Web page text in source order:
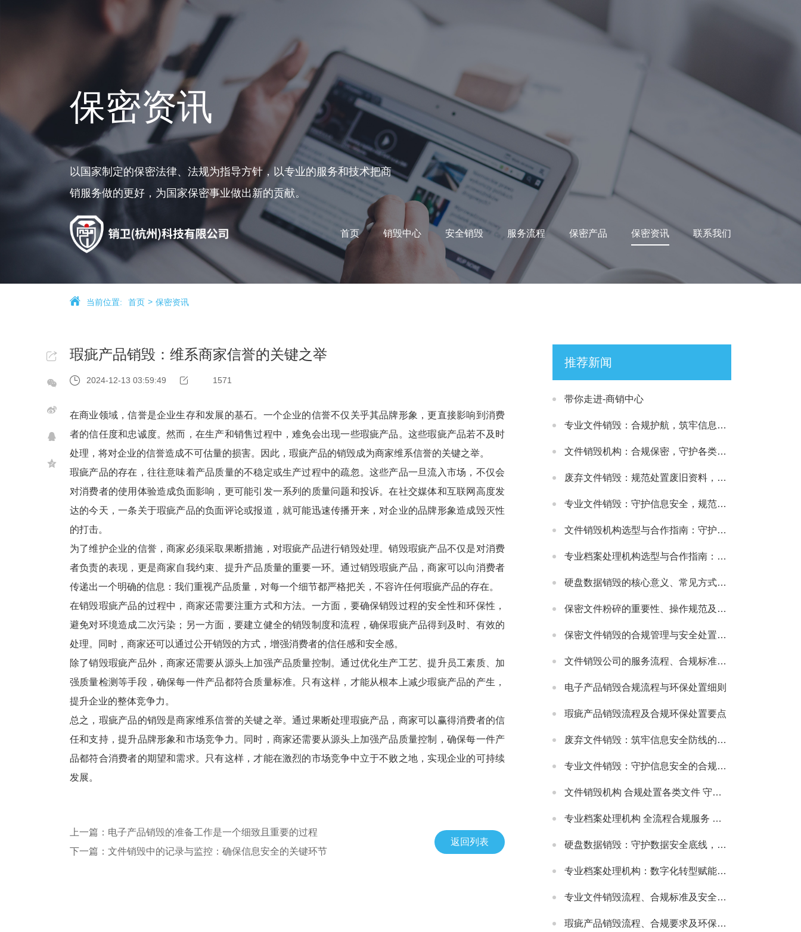
首页 销毁中心 安全销毁 服务流程 保密产品 保密资讯 联系我们
保密资讯
以国家制定的保密法律、法规为指导方针，以专业的服务和技术把商
销服务做的更好，为国家保密事业做出新的贡献。
当前位置: 首页 保密资讯
瑕疵产品销毁：维系商家信誉的关键之举
2024-12-13 03:59:49 1571
在商业领域，信誉是企业生存和发展的基石。一个企业的信誉不仅关乎其品牌形象，更直接影响到消费
者的信任度和忠诚度。然而，在生产和销售过程中，难免会出现一些瑕疵产品。这些瑕疵产品若不及时
处理，将对企业的信誉造成不可估量的损害。因此，瑕疵产品的销毁成为商家维系信誉的关键之举。
瑕疵产品的存在，往往意味着产品质量的不稳定或生产过程中的疏忽。这些产品一旦流入市场，不仅会
对消费者的使用体验造成负面影响，更可能引发一系列的质量问题和投诉。在社交媒体和互联网高度发
达的今天，一条关于瑕疵产品的负面评论或报道，就可能迅速传播开来，对企业的品牌形象造成毁灭性
的打击。
为了维护企业的信誉，商家必须采取果断措施，对瑕疵产品进行销毁处理。销毁瑕疵产品不仅是对消费
者负责的表现，更是商家自我约束、提升产品质量的重要一环。通过销毁瑕疵产品，商家可以向消费者
传递出一个明确的信息：我们重视产品质量，对每一个细节都严格把关，不容许任何瑕疵产品的存在。
在销毁瑕疵产品的过程中，商家还需要注重方式和方法。一方面，要确保销毁过程的安全性和环保性，
避免对环境造成二次污染；另一方面，要建立健全的销毁制度和流程，确保瑕疵产品得到及时、有效的
处理。同时，商家还可以通过公开销毁的方式，增强消费者的信任感和安全感。
除了销毁瑕疵产品外，商家还需要从源头上加强产品质量控制。通过优化生产工艺、提升员工素质、加
强质量检测等手段，确保每一件产品都符合质量标准。只有这样，才能从根本上减少瑕疵产品的产生，
提升企业的整体竞争力。
总之，瑕疵产品的销毁是商家维系信誉的关键之举。通过果断处理瑕疵产品，商家可以赢得消费者的信
任和支持，提升品牌形象和市场竞争力。同时，商家还需要从源头上加强产品质量控制，确保每一件产
品都符合消费者的期望和需求。只有这样，才能在激烈的市场竞争中立于不败之地，实现企业的可持续
发展。
上一篇：电子产品销毁的准备工作是一个细致且重要的过程
下一篇：文件销毁中的记录与监控：确保信息安全的关键环节
返回列表
推荐新闻
带你走进-商销中心
专业文件销毁：合规护航，筑牢信息安全处置防线
文件销毁机构：合规保密，守护各类文件安全处置需求
废弃文件销毁：规范处置废旧资料，筑牢信息安全防线
专业文件销毁：守护信息安全，规范处理各类涉密载体
文件销毁机构选型与合作指南：守护文件安全与合规处置的可靠选择
专业档案处理机构选型与合作指南：守护档案安全与合规的可靠伙伴
硬盘数据销毁的核心意义、常见方式及安全注意事项
保密文件粉碎的重要性、操作规范及适配场景详解
保密文件销毁的合规管理与安全处置全流程解析
文件销毁公司的服务流程、合规标准及合作适配指南
电子产品销毁合规流程与环保处置细则
瑕疵产品销毁流程及合规环保处置要点
废弃文件销毁：筑牢信息安全防线的必要举措
专业文件销毁：守护信息安全的合规解决方案
文件销毁机构 合规处置各类文件 守护信息安全无忧
专业档案处理机构 全流程合规服务 助力政企档案管理提质增效
硬盘数据销毁：守护数据安全底线，主流服务公司实力解析
专业档案处理机构：数字化转型赋能，主流机构实力与行业发展解析
专业文件销毁流程、合规标准及安全防护指南
瑕疵产品销毁流程、合规要求及环保处理指南